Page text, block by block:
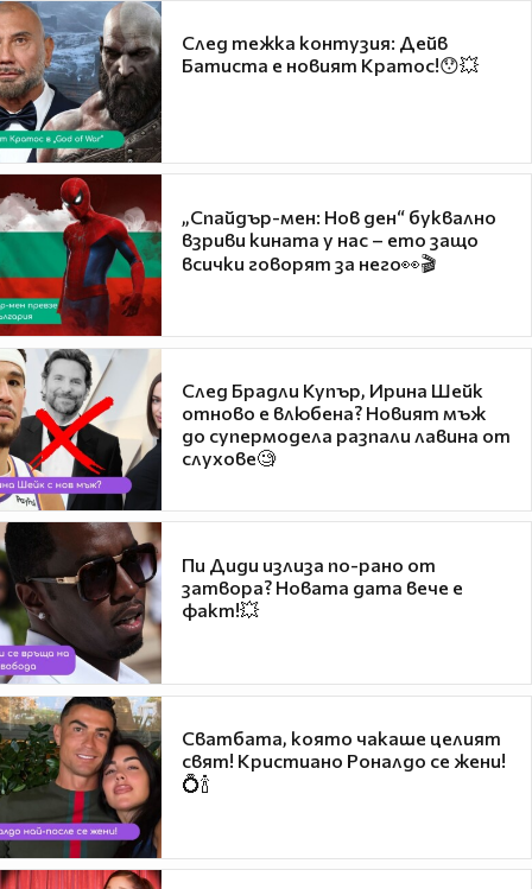
След тежка контузия: Дейв
Батиста е новият Кратос!😯💥
„Спайдър-мен: Нов ден“ буквално
взриви кината у нас – ето защо
всички говорят за него👀🎬
След Брадли Купър, Ирина Шейк
отново е влюбена? Новият мъж
до супермодела разпали лавина от
слухове🧐
Пи Диди излиза по-рано от
затвора? Новата дата вече е
факт!💥
Сватбата, която чакаше целият
свят! Кристиано Роналдо се жени!
💍🍾